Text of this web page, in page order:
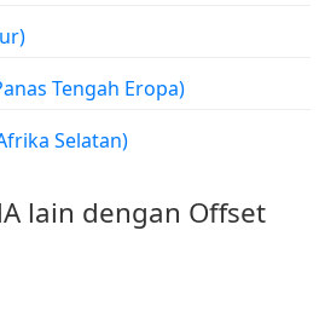
Tengah Eropa)
Selatan)
lain dengan Offset